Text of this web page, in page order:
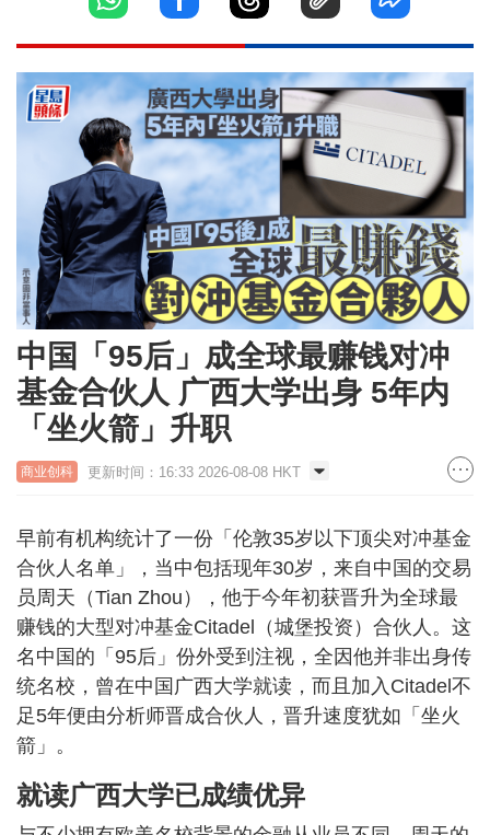
中国「95后」成全球最赚钱对冲
基金合伙人 广西大学出身 5年内
「坐火箭」升职
商业创科 更新时间：16:33 2026-08-08 HKT
早前有机构统计了一份「伦敦35岁以下顶尖对冲基金
合伙人名单」，当中包括现年30岁，来自中国的交易
员周天（Tian Zhou），他于今年初获晋升为全球最
赚钱的大型对冲基金Citadel（城堡投资）合伙人。这
名中国的「95后」份外受到注视，全因他并非出身传
统名校，曾在中国广西大学就读，而且加入Citadel不
足5年便由分析师晋成合伙人，晋升速度犹如「坐火
箭」。
就读广西大学已成绩优异